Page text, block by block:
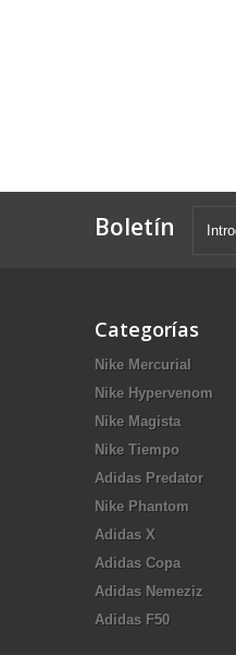
Boletín
Categorías
Nike Mercurial
Nike Hypervenom
Nike Magista
Nike Tiempo
Adidas Predator
Nike Phantom
Adidas X
Adidas Copa
Adidas Nemeziz
Adidas F50